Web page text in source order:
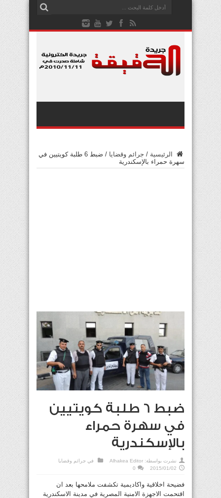
الرئيسية / جرائم وقضايا /
ضبط 6 طلبة كويتيين في
سهرة حمراء بالإسكندرية
ضبط 6 طلبة كويتيين
في سهرة حمراء
بالإسكندرية
نشرت بواسطة: Alhakea Editor في جرائم وقضايا
2015/01/02
0
فضيحة اخلاقية واكاديمية تكشفت ملامحها بعد ان
اقتحمت الاجهزة الامنية المصرية في مدينة الاسكندرية